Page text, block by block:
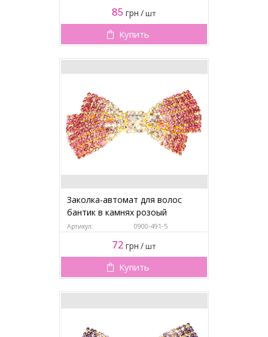
85 грн /шт
Купить
Заколка-автомат для волос
бантик в камнях розоый
Артикул: 0900-491-5
72 грн /шт
Купить